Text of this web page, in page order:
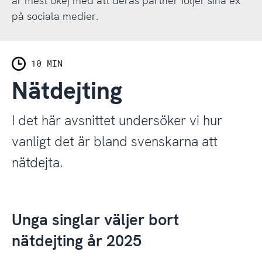
på sociala medier.
10 MIN
Nätdejting
I det här avsnittet undersöker vi hur
vanligt det är bland svenskarna att
nätdejta.
Unga singlar väljer bort
nätdejting år 2025